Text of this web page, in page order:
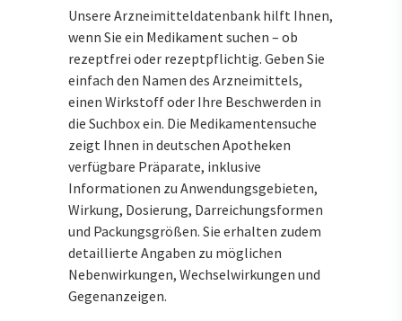
Unsere Arzneimitteldatenbank hilft Ihnen,
wenn Sie ein Medikament suchen – ob
rezeptfrei oder rezeptpflichtig. Geben Sie
einfach den Namen des Arzneimittels,
einen Wirkstoff oder Ihre Beschwerden in
die Suchbox ein. Die Medikamentensuche
zeigt Ihnen in deutschen Apotheken
verfügbare Präparate, inklusive
Informationen zu Anwendungsgebieten,
Wirkung, Dosierung, Darreichungsformen
und Packungsgrößen. Sie erhalten zudem
detaillierte Angaben zu möglichen
Nebenwirkungen, Wechselwirkungen und
Gegenanzeigen.